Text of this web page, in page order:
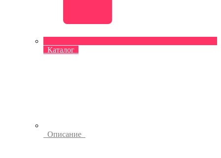
Каталог
Описание